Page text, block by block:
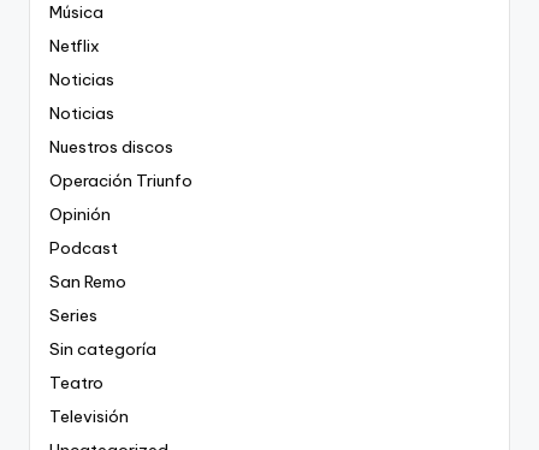
Música
Netflix
Noticias
Noticias
Nuestros discos
Operación Triunfo
Opinión
Podcast
San Remo
Series
Sin categoría
Teatro
Televisión